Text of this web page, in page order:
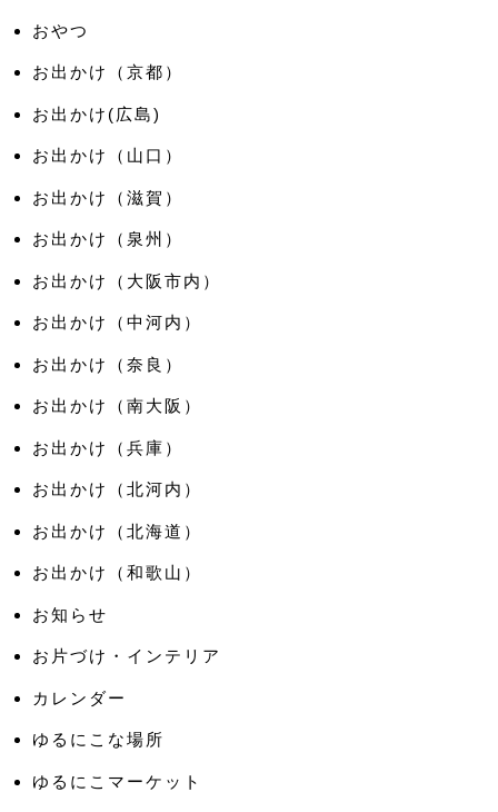
おやつ
お出かけ（京都）
お出かけ(広島)
お出かけ（山口）
お出かけ（滋賀）
お出かけ（泉州）
お出かけ（大阪市内）
お出かけ（中河内）
お出かけ（奈良）
お出かけ（南大阪）
お出かけ（兵庫）
お出かけ（北河内）
お出かけ（北海道）
お出かけ（和歌山）
お知らせ
お片づけ・インテリア
カレンダー
ゆるにこな場所
ゆるにこマーケット